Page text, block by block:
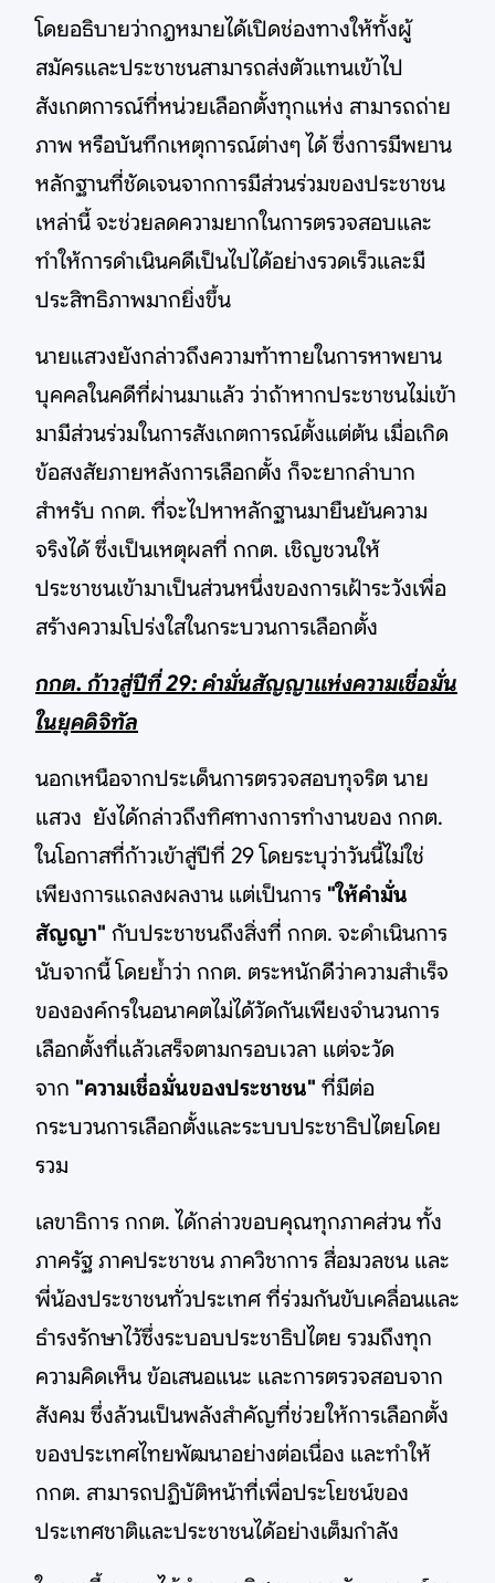
โดยอธิบายว่ากฎหมายได้เปิดช่องทางให้ทั้งผู้
สมัครและประชาชนสามารถส่งตัวแทนเข้าไป
สังเกตการณ์ที่หน่วยเลือกตั้งทุกแห่ง สามารถถ่าย
ภาพ หรือบันทึกเหตุการณ์ต่างๆ ได้ ซึ่งการมีพยาน
หลักฐานที่ชัดเจนจากการมีส่วนร่วมของประชาชน
เหล่านี้ จะช่วยลดความยากในการตรวจสอบและ
ทำให้การดำเนินคดีเป็นไปได้อย่างรวดเร็วและมี
ประสิทธิภาพมากยิ่งขึ้น
นายแสวงยังกล่าวถึงความท้าทายในการหาพยาน
บุคคลในคดีที่ผ่านมาแล้ว ว่าถ้าหากประชาชนไม่เข้า
มามีส่วนร่วมในการสังเกตการณ์ตั้งแต่ต้น เมื่อเกิด
ข้อสงสัยภายหลังการเลือกตั้ง ก็จะยากลำบาก
สำหรับ กกต. ที่จะไปหาหลักฐานมายืนยันความ
จริงได้ ซึ่งเป็นเหตุผลที่ กกต. เชิญชวนให้
ประชาชนเข้ามาเป็นส่วนหนึ่งของการเฝ้าระวังเพื่อ
สร้างความโปร่งใสในกระบวนการเลือกตั้ง
กกต. ก้าวสู่ปีที่ 29: คำมั่นสัญญาแห่งความเชื่อมั่น
ในยุคดิจิทัล
นอกเหนือจากประเด็นการตรวจสอบทุจริต นาย
แสวง ยังได้กล่าวถึงทิศทางการทำงานของ กกต.
ในโอกาสที่ก้าวเข้าสู่ปีที่ 29 โดยระบุว่าวันนี้ไม่ใช่
เพียงการแถลงผลงาน แต่เป็นการ "ให้คำมั่น
สัญญา" กับประชาชนถึงสิ่งที่ กกต. จะดำเนินการ
นับจากนี้ โดยย้ำว่า กกต. ตระหนักดีว่าความสำเร็จ
ขององค์กรในอนาคตไม่ได้วัดกันเพียงจำนวนการ
เลือกตั้งที่แล้วเสร็จตามกรอบเวลา แต่จะวัด
จาก "ความเชื่อมั่นของประชาชน" ที่มีต่อ
กระบวนการเลือกตั้งและระบบประชาธิปไตยโดย
รวม
เลขาธิการ กกต. ได้กล่าวขอบคุณทุกภาคส่วน ทั้ง
ภาครัฐ ภาคประชาชน ภาควิชาการ สื่อมวลชน และ
พี่น้องประชาชนทั่วประเทศ ที่ร่วมกันขับเคลื่อนและ
ธำรงรักษาไว้ซึ่งระบอบประชาธิปไตย รวมถึงทุก
ความคิดเห็น ข้อเสนอแนะ และการตรวจสอบจาก
สังคม ซึ่งล้วนเป็นพลังสำคัญที่ช่วยให้การเลือกตั้ง
ของประเทศไทยพัฒนาอย่างต่อเนื่อง และทำให้
กกต. สามารถปฏิบัติหน้าที่เพื่อประโยชน์ของ
ประเทศชาติและประชาชนได้อย่างเต็มกำลัง